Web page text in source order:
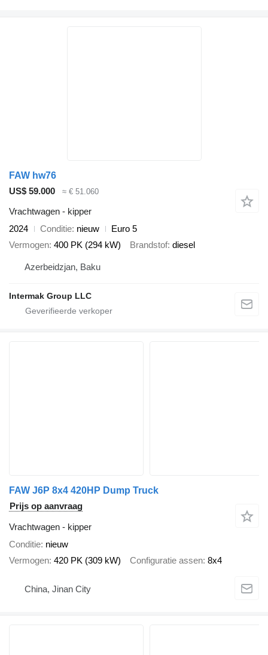
FAW hw76
US$ 59.000
≈ € 51.060
Vrachtwagen - kipper
2024
Conditie nieuw
Euro 5
Vermogen 400 PK (294 kW) Brandstof diesel
Azerbeidzjan, Baku
Intermak Group LLC
FAW J6P 8x4 420HP Dump Truck
Prijs op aanvraag
Vrachtwagen - kipper
Conditie nieuw
Vermogen 420 PK (309 kW) Configuratie assen 8x4
China, Jinan City